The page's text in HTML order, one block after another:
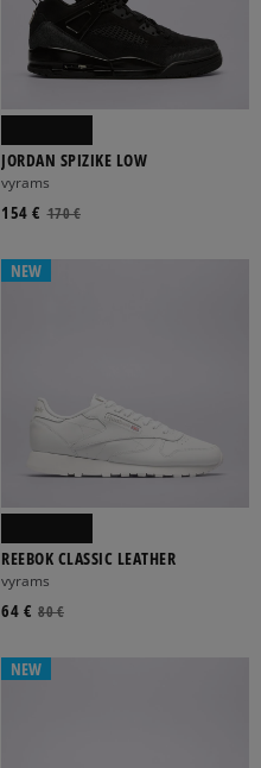
JORDAN SPIZIKE LOW
vyrams
170 €
154 €
NEW
REEBOK CLASSIC LEATHER
vyrams
80 €
64 €
NEW